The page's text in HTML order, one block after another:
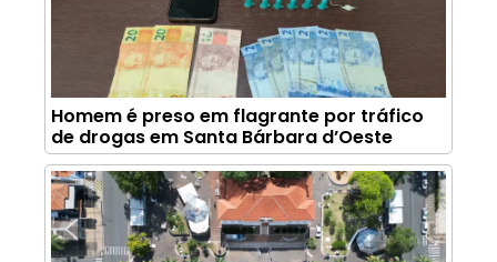
Homem é preso em flagrante por tráfico
de drogas em Santa Bárbara d’Oeste